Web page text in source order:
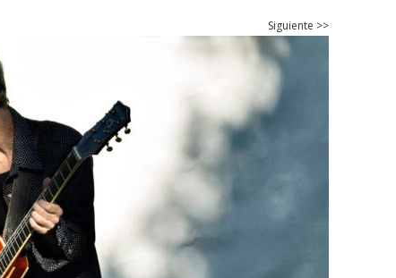
Siguiente >>